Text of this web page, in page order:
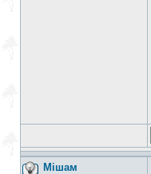
Мішам